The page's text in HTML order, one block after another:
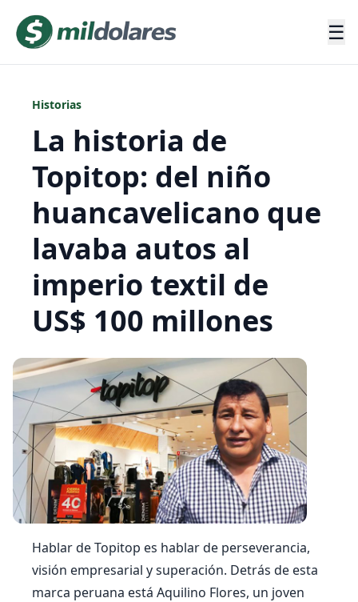
☰
Historias
La historia de
Topitop: del niño
huancavelicano que
lavaba autos al
imperio textil de
US$ 100 millones
Hablar de Topitop es hablar de perseverancia,
visión empresarial y superación. Detrás de esta
marca peruana está Aquilino Flores, un joven